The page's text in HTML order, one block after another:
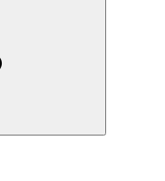
み（米国/英語）